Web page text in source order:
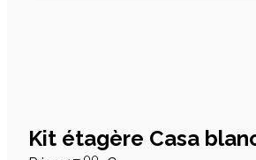
Kit étagère Casa